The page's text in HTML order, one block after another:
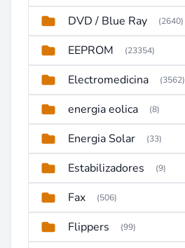
DVD / Blue Ray (2640)
EEPROM (23354)
Electromedicina (3562)
energia eolica (8)
Energia Solar (33)
Estabilizadores (9)
Fax (506)
Flippers (99)